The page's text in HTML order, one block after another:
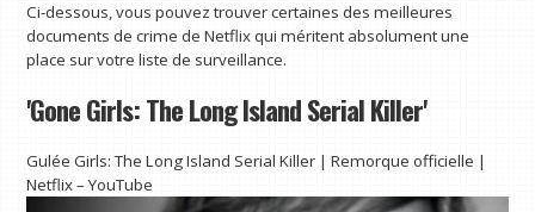
Ci-dessous, vous pouvez trouver certaines des meilleures
documents de crime de Netflix qui méritent absolument une
place sur votre liste de surveillance.
'Gone Girls: The Long Island Serial Killer'
Gulée Girls: The Long Island Serial Killer | Remorque officielle |
Netflix – YouTube